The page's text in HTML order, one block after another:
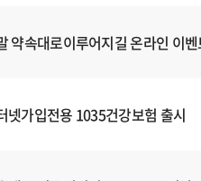
약속대로이루어지길 온라인 이
넷가입전용 1035건강보험 출시